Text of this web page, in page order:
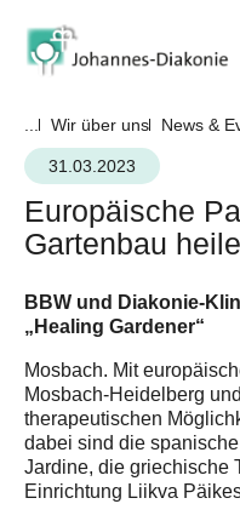
... Wir über uns News &
31.03.2023
Europäische
Gartenbau
BBW und Diakonie-
„Healing Gardener“
Mosbach. Mit
Mosbach-Heidelberg
therapeutischen
dabei sind die
Jardine, die griechische
Einrichtung Liikva